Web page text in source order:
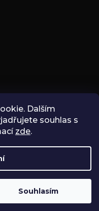
Dalším
souhlas s
zde.
Souhlasím
ZNKSHOP